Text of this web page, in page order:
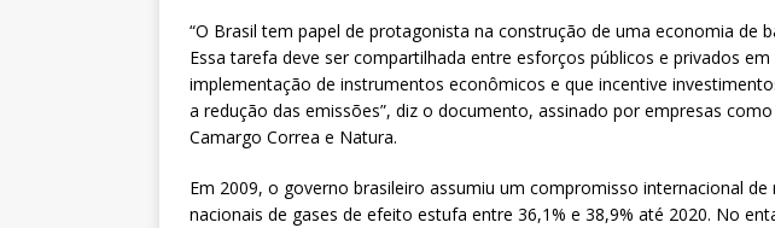
“O Brasil tem papel de protagonista na construção de uma economia de
Essa tarefa deve ser compartilhada entre esforços públicos e privados
implementação de instrumentos econômicos e que incentive
a redução das emissões”, diz o documento, assinado por empresas
Camargo Correa e Natura.
Em 2009, o governo brasileiro assumiu um compromisso internacional de
nacionais de gases de efeito estufa entre 36,1% e 38,9% até 2020. No